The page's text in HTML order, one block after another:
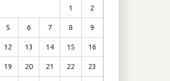
1 2
5 6 7 8 9
12 13 14 15 16
19 20 21 22 23